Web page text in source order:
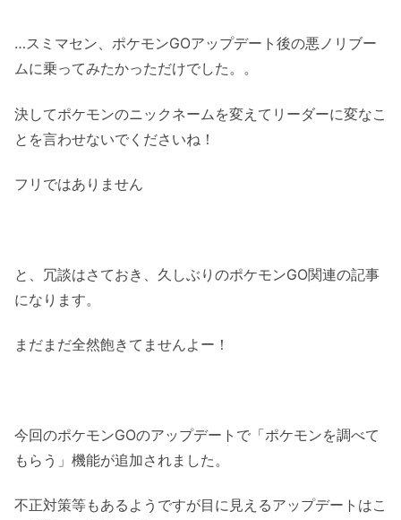
…スミマセン、ポケモンGOアップデート後の悪ノリブー
ムに乗ってみたかっただけでした。。
決してポケモンのニックネームを変えてリーダーに変なこ
とを言わせないでくださいね！
フリではありません
と、冗談はさておき、久しぶりのポケモンGO関連の記事
になります。
まだまだ全然飽きてませんよー！
今回のポケモンGOのアップデートで「ポケモンを調べて
もらう」機能が追加されました。
不正対策等もあるようですが目に見えるアップデートはこ